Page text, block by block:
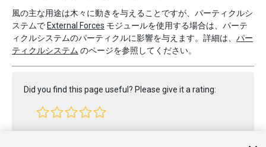
風の主な用途は木々に動きを与えることですが、パーティクルシ
ステムで External Forces モジュールを使用する場合は、パーテ
ィクルシステムのパーティクルに影響を与えます。詳細は、 パー
ティクルシステム のページを参照してください。
Did you find this page useful? Please give it a rating: